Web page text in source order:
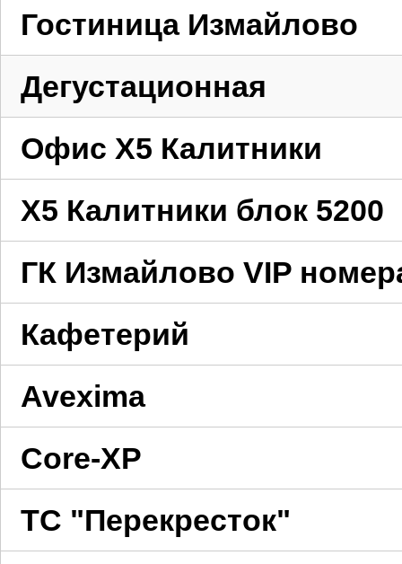
Гостиница Измайлово
Дегустационная
Офис X5 Калитники
X5 Калитники блок 5200
ГК Измайлово VIP
Кафетерий
Avexima
Core-XP
ТС "Перекресток"